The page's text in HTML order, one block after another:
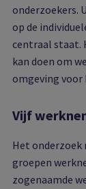
onderzoekers.
op de
centraal staat.
kan doen om
omgeving voor
Vijf
Het onderzoek
groepen
zogenaamde